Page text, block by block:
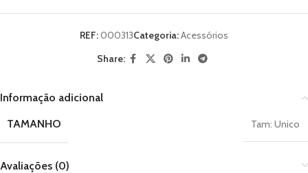
REF:000313Categoria:Acessórios
Share:
Informação adicional
TAMANHO
Tam: Unico
Avaliações (0)